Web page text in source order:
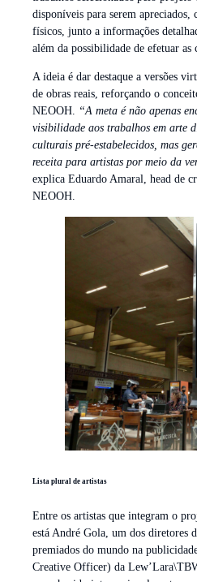
disponíveis para serem apreciados,
físicos, junto a informações
além da possibilidade de efetuar
A ideia é dar destaque a versões
de obras reais, reforçando o
NEOOH. “A meta é não apenas
visibilidade aos trabalhos em arte
culturais pré-estabelecidos, mas
receita para artistas por meio da
explica Eduardo Amaral, head de
NEOOH.
Lista plural de artistas
Entre os artistas que integram o
está André Gola, um dos diretores
premiados do mundo na
Creative Officer) da